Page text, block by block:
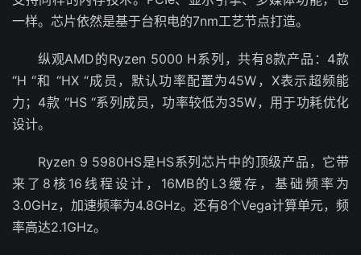
一样。芯片依然是基于台积电的7nm工艺节点打造。
纵观AMD的Ryzen 5000 H系列，共有8款产品：4款
“H “和 “HX “成员，默认功率配置为45W，X表示超频能
力；4款 “HS “系列成员，功率较低为35W，用于功耗优化
设计。
Ryzen 9 5980HS是HS系列芯片中的顶级产品，它带
来了8核16线程设计，16MB的L3缓存，基础频率为
3.0GHz，加速频率为4.8GHz。还有8个Vega计算单元，频
率高达2.1GHz。